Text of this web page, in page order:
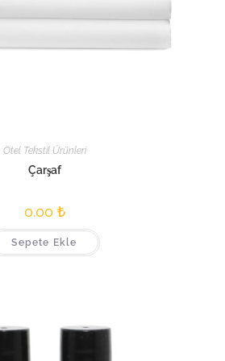
Otel Tekstil Ürünleri
Çarşaf
0.00 ₺
Sepete Ekle